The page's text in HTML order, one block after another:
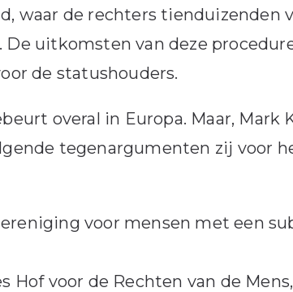
waar de rechters tienduizenden
uitkomsten van deze
de statushouders.
overal in Europa. Maar, Mark
tegenargumenten zij voor
voor mensen met een
voor de Rechten van de